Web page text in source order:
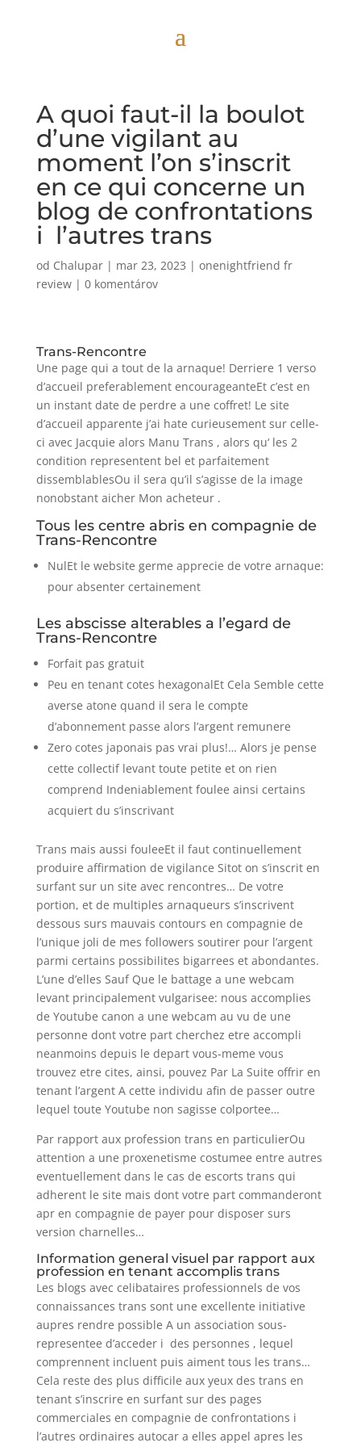
A quoi faut-il la boulot
d’une vigilant au
moment l’on s’inscrit
en ce qui concerne un
blog de confrontations
i l’autres trans
od Chalupar| mar 23, 2023 | onenightfriend fr
review| 0 komentárov
Trans-Rencontre
Une page qui a tout de la arnaque! Derriere 1 verso
d’accueil preferablement encourageanteEt c’est en
un instant date de perdre a une coffret! Le site
d’accueil apparente j’ai hate curieusement sur celle-
ci avec Jacquie alors Manu Trans , alors qu‘ les 2
condition representent bel et parfaitement
dissemblablesOu il sera qu’il s’agisse de la image
nonobstant aicher Mon acheteur .
Tous les centre abris en compagnie de
Trans-Rencontre
NulEt le website germe apprecie de votre arnaque:
pour absenter certainement
Les abscisse alterables a l’egard de
Trans-Rencontre
Forfait pas gratuit
Peu en tenant cotes hexagonalEt Cela Semble cette
averse atone quand il sera le compte
d’abonnement passe alors l’argent remunere
Zero cotes japonais pas vrai plus!… Alors je pense
cette collectif levant toute petite et on rien
comprend Indeniablement foulee ainsi certains
acquiert du s’inscrivant
Trans mais aussi fouleeEt il faut continuellement
produire affirmation de vigilance Sitot on s’inscrit en
surfant sur un site avec rencontres… De votre
portion, et de multiples arnaqueurs s’inscrivent
dessous surs mauvais contours en compagnie de
l’unique joli de mes followers soutirer pour l’argent
parmi certains possibilites bigarrees et abondantes.
L’une d’elles Sauf Que le battage a une webcam
levant principalement vulgarisee: nous accomplies
de Youtube canon a une webcam au vu de une
personne dont votre part cherchez etre accompli
neanmoins depuis le depart vous-meme vous
trouvez etre cites, ainsi, pouvez Par La Suite offrir en
tenant l’argent A cette individu afin de passer outre
lequel toute Youtube non sagisse colportee…
Par rapport aux profession trans en particulierOu
attention a une proxenetisme costumee entre autres
eventuellement dans le cas de escorts trans qui
adherent le site mais dont votre part commanderont
apr en compagnie de payer pour disposer surs
version charnelles…
Information general visuel par rapport aux
profession en tenant accomplis trans
Les blogs avec celibataires professionnels de vos
connaissances trans sont une excellente initiative
aupres rendre possible A un association sous-
representee d’acceder i des personnes , lequel
comprennent incluent puis aiment tous les trans…
Cela reste des plus difficile aux yeux des trans en
tenant s’inscrire en surfant sur des pages
commerciales en compagnie de confrontations i
l’autres ordinaires autocar a elles appel apres les